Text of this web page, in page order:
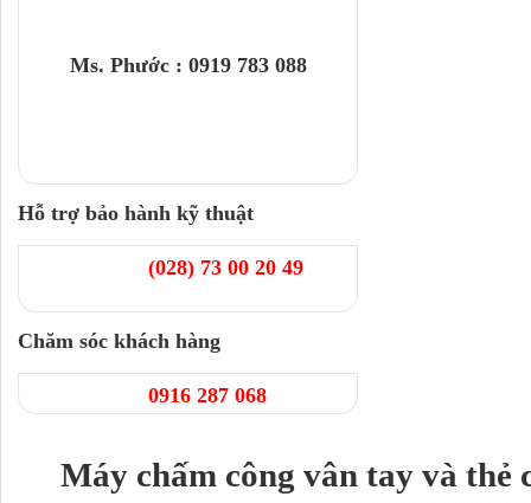
Ms. Phước : 0919 783 088
Hỗ trợ bảo hành kỹ thuật
(028) 73 00 20 49
Chăm sóc khách hàng
0916 287 068
Máy chấm công vân tay và thẻ